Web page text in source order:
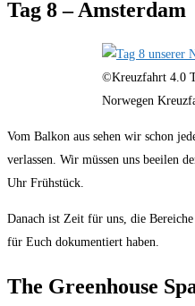
Tag 8 – Amsterdam
©Kreuzfahrt 4.0
Norwegen
Vom Balkon aus sehen wir schon
verlassen. Wir müssen uns beeilen
Uhr Frühstück.
Danach ist Zeit für uns, die
für Euch dokumentiert haben.
The Greenhouse